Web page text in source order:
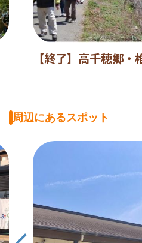
【終了】高千穂郷
周辺にあるスポット